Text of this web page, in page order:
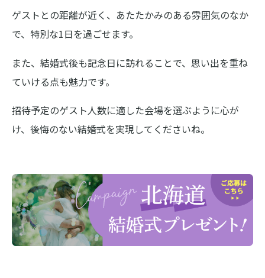
ゲストとの距離が近く、あたたかみのある雰囲気のなか
で、特別な1日を過ごせます。
また、結婚式後も記念日に訪れることで、思い出を重ね
ていける点も魅力です。
招待予定のゲスト人数に適した会場を選ぶように心が
け、後悔のない結婚式を実現してくださいね。